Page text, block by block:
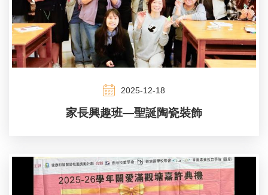
2025-12-18
家長興趣班—聖誕陶瓷裝飾